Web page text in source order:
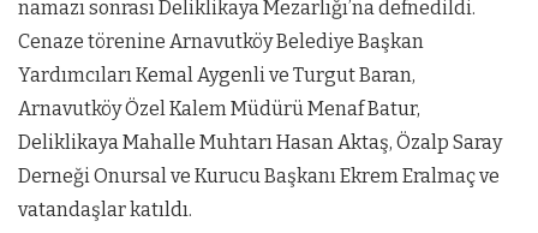
namazı sonrası Deliklikaya Mezarlığı’na defnedildi.
Cenaze törenine Arnavutköy Belediye Başkan
Yardımcıları Kemal Aygenli ve Turgut Baran,
Arnavutköy Özel Kalem Müdürü Menaf Batur,
Deliklikaya Mahalle Muhtarı Hasan Aktaş, Özalp Saray
Derneği Onursal ve Kurucu Başkanı Ekrem Eralmaç ve
vatandaşlar katıldı.